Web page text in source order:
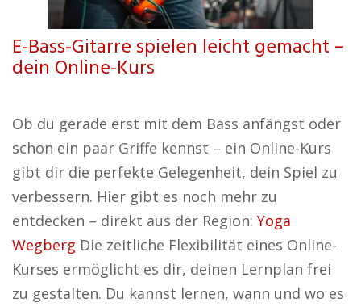
E-Bass-Gitarre spielen leicht gemacht –
dein Online-Kurs
Ob du gerade erst mit dem Bass anfängst oder
schon ein paar Griffe kennst – ein Online-Kurs
gibt dir die perfekte Gelegenheit, dein Spiel zu
verbessern. Hier gibt es noch mehr zu
entdecken – direkt aus der Region: Yoga
Wegberg Die zeitliche Flexibilität eines Online-
Kurses ermöglicht es dir, deinen Lernplan frei
zu gestalten. Du kannst lernen, wann und wo es